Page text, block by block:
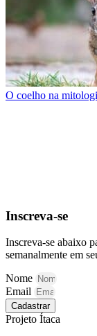
O coelho na
Inscreva-se
Inscreva-se abaixo
semanalmente em
Nome
Email
Cadastrar
Projeto Ítaca